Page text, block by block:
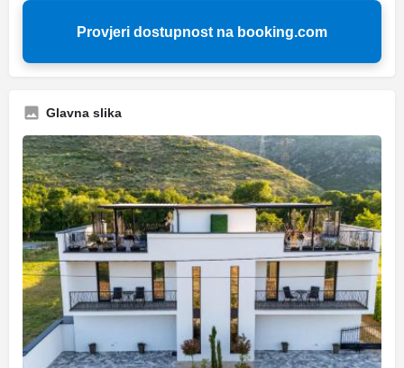
Provjeri dostupnost na booking.com
Glavna slika